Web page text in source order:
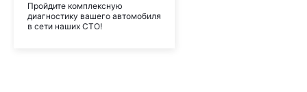
Пройдите комплексную
диагностику вашего автомобиля
в сети наших СТО!